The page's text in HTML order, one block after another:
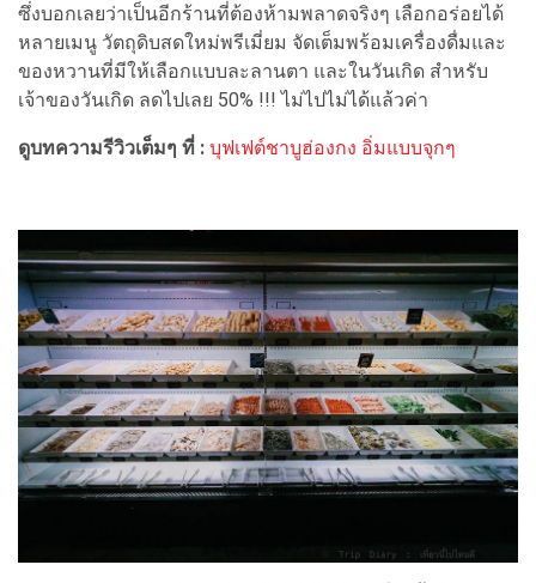
ซึ่งบอกเลยว่าเป็นอีกร้านที่ต้องห้ามพลาดจริงๆ เลือกอร่อยได้
หลายเมนู วัตถุดิบสดใหม่พรีเมี่ยม จัดเต็มพร้อมเครื่องดื่มและ
ของหวานที่มีให้เลือกแบบละลานตา และในวันเกิด สำหรับ
เจ้าของวันเกิด ลดไปเลย 50% !!! ไม่ไปไม่ได้แล้วค่า
ดูบทความรีวิวเต็มๆ ที่ : บุฟเฟต์ชาบูฮ่องกง อิ่มแบบจุกๆ